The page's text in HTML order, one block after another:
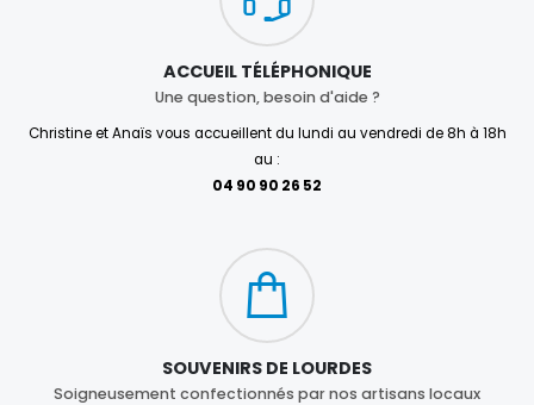
ACCUEIL TÉLÉPHONIQUE
Une question, besoin d'aide ?
Christine et Anaïs vous accueillent du lundi au vendredi de 8h à 18h
au :
04 90 90 26 52
SOUVENIRS DE LOURDES
Soigneusement confectionnés par nos artisans locaux